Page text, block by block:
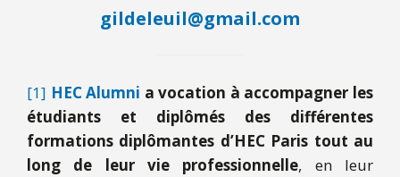
gildeleuil@gmail.com
[1] HEC Alumni a vocation à accompagner les
étudiants et diplômés des différentes
formations diplômantes d’HEC Paris tout au
long de leur vie professionnelle, en leur